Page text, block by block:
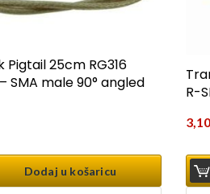
Pigtail 25cm RG316
SMA male 90° angled
Dodaj u košaricu
R-
3,10